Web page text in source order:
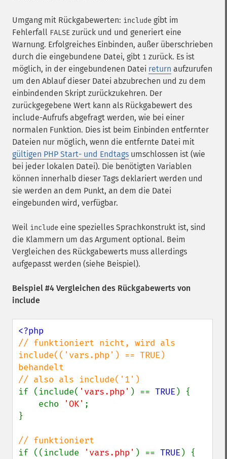
Umgang mit Rückgabewerten: include gibt im
Fehlerfall FALSE zurück und und generiert eine
Warnung. Erfolgreiches Einbinden, außer überschrieben
durch die eingebundene Datei, gibt 1 zurück. Es ist
möglich, in der eingebundenen Datei return aufzurufen
um den Ablauf dieser Datei abzubrechen und zu dem
einbindenden Skript zurückzukehren. Der
zurückgegebene Wert kann als Rückgabewert des
include-Aufrufs abgefragt werden, wie bei einer
normalen Funktion. Dies ist beim Einbinden entfernter
Dateien nur möglich, wenn die entfernte Datei mit
gültigen PHP Start- und Endtags umschlossen ist (wie
bei jeder lokalen Datei). Die benötigten Variablen
können innerhalb dieser Tags deklariert werden und
sie werden an dem Punkt, an dem die Datei
eingebunden wird, verfügbar.
Weil include eine spezielles Sprachkonstrukt ist, sind
die Klammern um das Argument optional. Beim
Vergleichen des Rückgabewerts muss allerdings
aufgepasst werden (siehe Beispiel).
Beispiel #4 Vergleichen des Rückgabewerts von
include
// funktioniert nicht, wird als
include(('vars.php') == TRUE)
behandelt
if (include( 'vars.php' ) == TRUE ) {
    echo
'OK' ;
}
if ((include
'vars.php' ) == TRUE ) {